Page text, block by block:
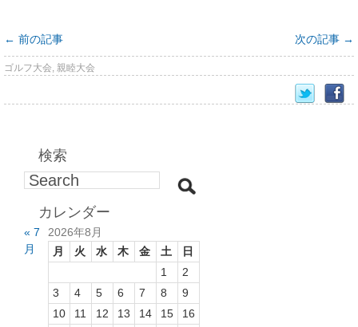
← 前の記事 次の記事 →
ゴルフ大会, 親睦大会
検索
カレンダー
2026年8月
月
火 水 木 金 土
日
1
2
3
4 5 6 7 8
9
10
11 12 13 14 15
16
« 7
月